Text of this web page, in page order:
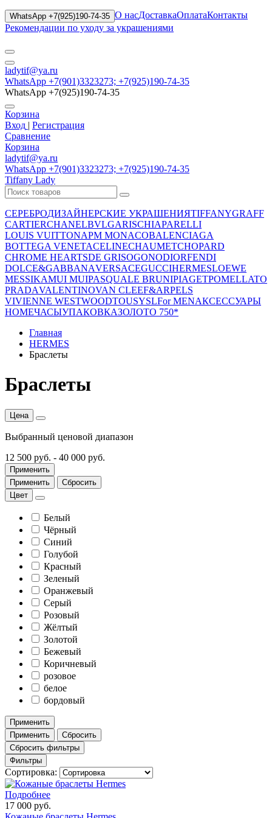
WhatsApp +7(925)190-74-35 О насДоставкаОплатаКонтакты
Рекомендации по уходу за украшениями
ladytif@ya.ru
WhatsApp +7(901)3323273; +7(925)190-74-35
WhatsApp +7(925)190-74-35
Корзина
Вход | Регистрация
Сравнение
Корзина
ladytif@ya.ru
WhatsApp +7(901)3323273; +7(925)190-74-35
Tiffany Lady
СЕРЕБРОДИЗАЙНЕРСКИЕ УКРАШЕНИЯTIFFANYGRAFF
CARTIERCHANELBVLGARISCHIAPARELLI
LOUIS VUITTONAPM MONACOBALENCIAGA
BOTTEGA VENETACELINECHAUMETCHOPARD
CHROME HEARTSDE GRISOGONODIORFENDI
DOLCE&GABBANAVERSACEGUCCIHERMESLOEWE
MESSIKAMUI MUIPASQUALE BRUNIPIAGETPOMELLATO
PRADAVALENTINOVAN CLEEF&ARPELS
VIVIENNE WESTWOODTOUSYSLFor MENАКСЕССУАРЫ
HOMEЧАСЫУПАКОВКАЗОЛОТО 750*
Главная
HERMES
Браслеты
Браслеты
Цена
Выбранный ценовой диапазон
12 500 руб. - 40 000 руб.
Применить
Применить
Сбросить
Цвет
Белый
Чёрный
Синий
Голубой
Красный
Зеленый
Оранжевый
Серый
Розовый
Жёлтый
Золотой
Бежевый
Коричневый
розовое
белое
бордовый
Применить
Применить
Сбросить
Сбросить фильтры
Фильтры
Сортировка:
Подробнее
17 000 руб.